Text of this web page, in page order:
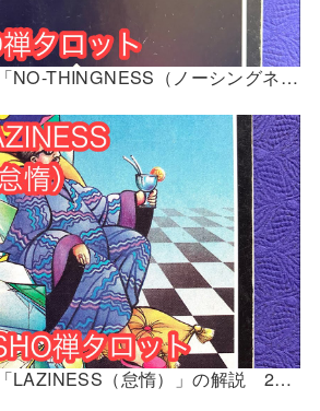
OSHO禅タロット「NO-THINGNESS（ノーシングネス『無』）」の解説 2024年4月の門鑑定（立門）
OSHO禅タロット「LAZINESS（怠惰）」の解説 2024年4月の門鑑定（修門）